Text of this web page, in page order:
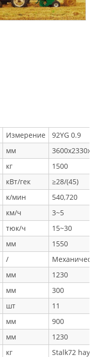
Измерение
92YG 0.9
мм
кг
1500
кВт/гек
≥28/(45)
к/мин
540,720
км/ч
3~5
тюк/ч
15~30
мм
1550
/
мм
1230
мм
300
шт
11
мм
900
мм
1230
кг Stalk72